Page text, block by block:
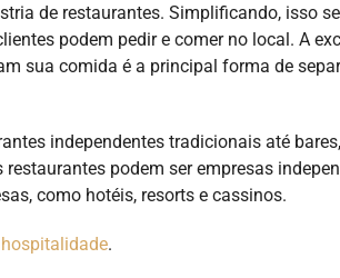
de restaurantes. Simplificando, isso
podem pedir e comer no local. A
sua comida é a principal forma de
independentes tradicionais até bares,
podem ser empresas
como hotéis, resorts e cassinos.
.